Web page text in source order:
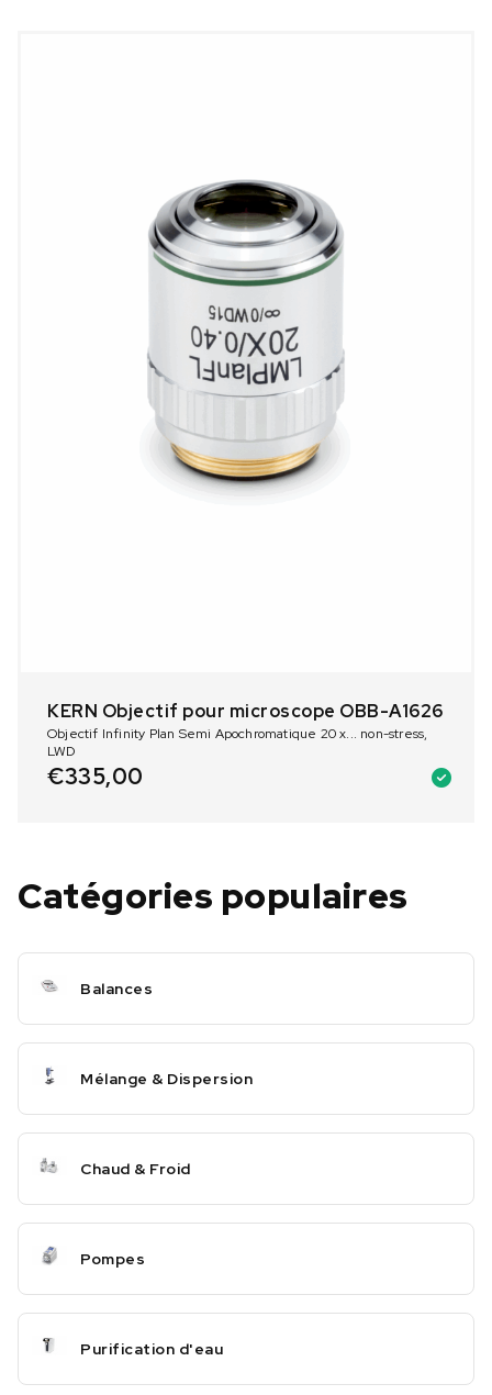
KERN Objectif pour microscope OBB-A1626
Objectif Infinity Plan Semi Apochromatique 20 x... non-stress,
LWD
€335,00
Catégories populaires
Balances
Mélange & Dispersion
Chaud & Froid
Pompes
Purification d'eau